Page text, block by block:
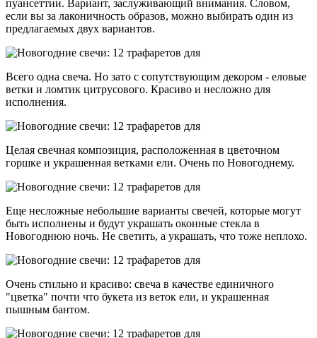
пуансеттии. Вариант, заслуживающий внимания. Словом,
если вы за лаконичность образов, можно выбирать один из
предлагаемых двух вариантов.
Всего одна свеча. Но зато с сопутствующим декором - еловые
ветки и ломтик цитрусового. Красиво и несложно для
исполнения.
Целая свечная композиция, расположенная в цветочном
горшке и украшенная ветками ели. Очень по Новогоднему.
Еще несложные небольшие варианты свечей, которые могут
быть исполнены и будут украшать оконные стекла в
Новогоднюю ночь. Не светить, а украшать, что тоже неплохо.
Очень стильно и красиво: свеча в качестве единичного
"цветка" почти что букета из веток ели, и украшенная
пышным бантом.